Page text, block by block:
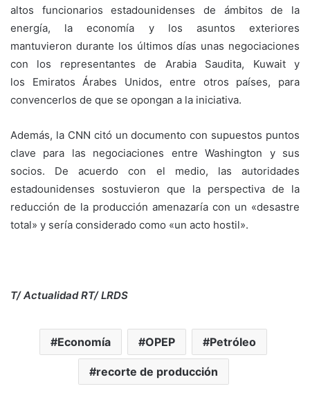
altos funcionarios estadounidenses de ámbitos de la
energía, la economía y los asuntos exteriores
mantuvieron durante los últimos días unas negociaciones
con los representantes de Arabia Saudita, Kuwait y
los Emiratos Árabes Unidos, entre otros países, para
convencerlos de que se opongan a la iniciativa.
Además, la CNN citó un documento con supuestos puntos
clave para las negociaciones entre Washington y sus
socios. De acuerdo con el medio, las autoridades
estadounidenses sostuvieron que la perspectiva de la
reducción de la producción amenazaría con un «desastre
total» y sería considerado como «un acto hostil».
T/ Actualidad RT/ LRDS
Economía OPEP Petróleo
recorte de producción